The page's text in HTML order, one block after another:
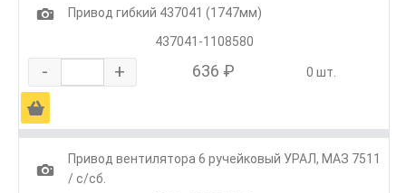
1
Привод гибкий 437041 (1747мм)
437041-1108580
- + 636 ₽ 0 шт.
Ä
1
Привод вентилятора 6 ручейковый УРАЛ, МАЗ 7511
/ с/сб.